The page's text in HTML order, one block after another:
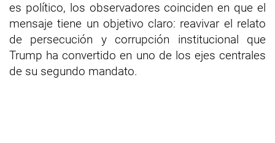
es político, los observadores coinciden en que el
mensaje tiene un objetivo claro: reavivar el relato
de persecución y corrupción institucional que
Trump ha convertido en uno de los ejes centrales
de su segundo mandato.